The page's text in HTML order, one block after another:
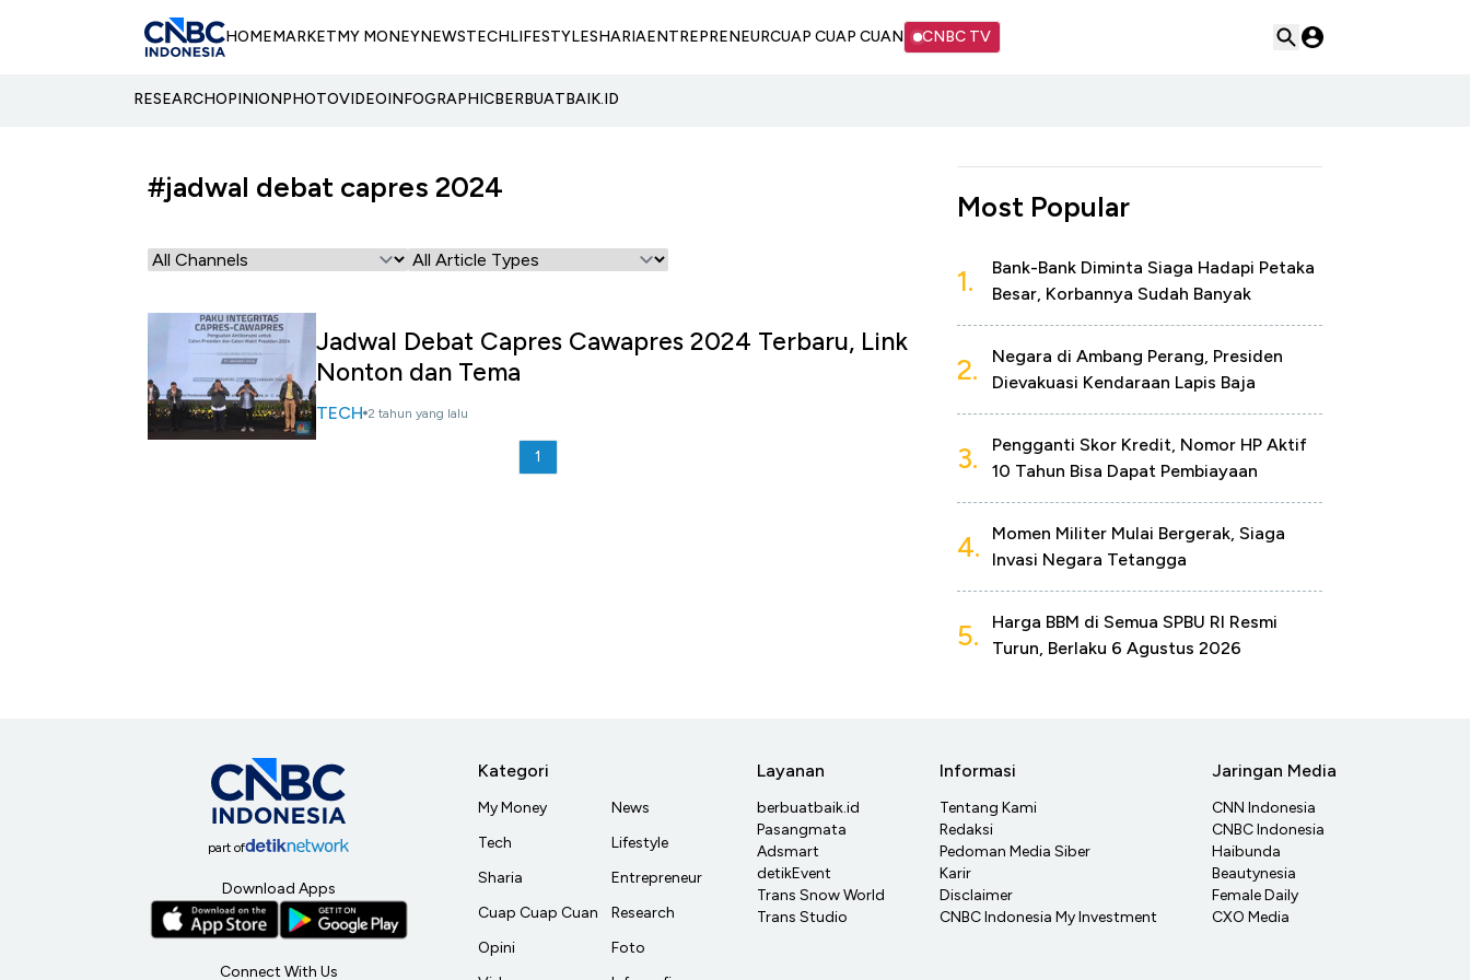
HOMEMARKETMY MONEYNEWSTECHLIFESTYLESHARIAENTREPRENEURCUAP CUAP CUAN CNBC TV
RESEARCHOPINIONPHOTOVIDEOINFOGRAPHICBERBUATBAIK.ID
#jadwal debat capres 2024
Jadwal Debat Capres Cawapres 2024 Terbaru, Link
Nonton dan Tema
TECH 2 tahun yang lalu
1
Most Popular
1.
Bank-Bank Diminta Siaga Hadapi Petaka
Besar, Korbannya Sudah Banyak
2.
Negara di Ambang Perang, Presiden
Dievakuasi Kendaraan Lapis Baja
3.
Pengganti Skor Kredit, Nomor HP Aktif
10 Tahun Bisa Dapat Pembiayaan
4.
Momen Militer Mulai Bergerak, Siaga
Invasi Negara Tetangga
5.
Harga BBM di Semua SPBU RI Resmi
Turun, Berlaku 6 Agustus 2026
part of
Download Apps
Connect With Us
Kategori
My Money
Tech
Sharia
Cuap Cuap Cuan
Opini
News
Lifestyle
Entrepreneur
Research
Foto
Layanan
berbuatbaik.id
Pasangmata
Adsmart
detikEvent
Trans Snow World
Trans Studio
Informasi
Tentang Kami
Redaksi
Pedoman Media Siber
Karir
Disclaimer
CNBC Indonesia My Investment
Jaringan Media
CNN Indonesia
CNBC Indonesia
Haibunda
Beautynesia
Female Daily
CXO Media